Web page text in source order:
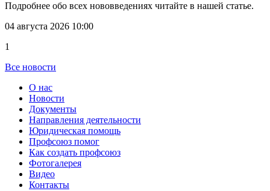
Подробнее обо всех нововведениях читайте в нашей статье.
04 августа 2026 10:00
1
Все новости
О нас
Новости
Документы
Направления деятельности
Юридическая помощь
Профсоюз помог
Как создать профсоюз
Фотогалерея
Видео
Контакты